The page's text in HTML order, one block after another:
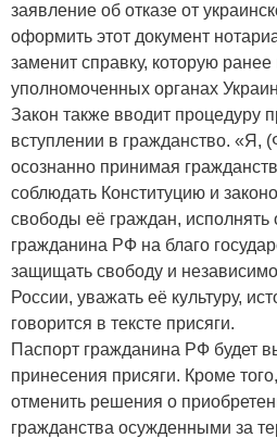
заявление об отказе от
оформить этот документ
заменит справку, которую
уполномоченных органах
Закон также вводит процедуру
вступлении в гражданство. «Я,
осознанно принимая
соблюдать Конституцию и
свободы её граждан, исполнять
гражданина РФ на благо
защищать свободу и
России, уважать её культуру,
говорится в тексте присяги.
Паспорт гражданина РФ будет
принесения присяги. Кроме
отменить решения о
гражданства осужденными за